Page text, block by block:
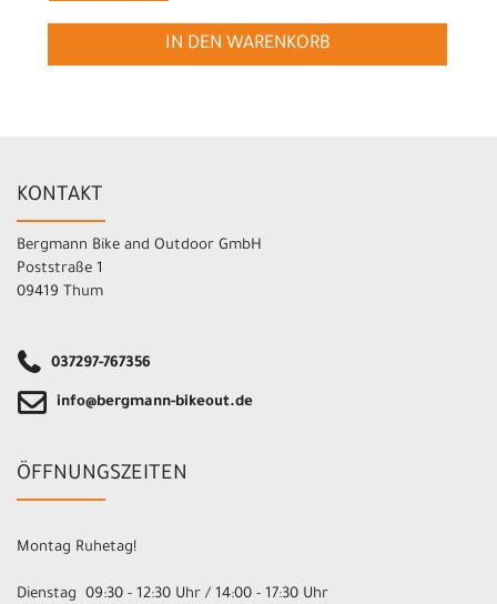
IN DEN WARENKORB
KONTAKT
Bergmann Bike and Outdoor GmbH
Poststraße 1
09419 Thum
037297-767356
info@bergmann-bikeout.de
ÖFFNUNGSZEITEN
Montag Ruhetag!
Dienstag 09:30 - 12:30 Uhr / 14:00 - 17:30 Uhr